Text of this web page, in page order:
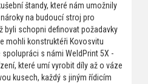
štandy, které nám umožnily
na budoucí stroj pro
byli schopni definovat požadavky
mohli konstruktéři Kovosvitu
s námi WeldPrint 5X -
které umí vyrobit díly až o váze
kusech, každý s jiným řídicím